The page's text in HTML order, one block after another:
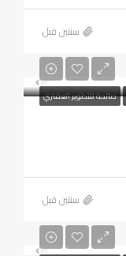
‏سنتين قبل
صالحة للتطوير العقاري
‏سنتين قبل